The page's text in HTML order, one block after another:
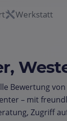
Werkstatt
Bewertung von
– mit
Zugriff